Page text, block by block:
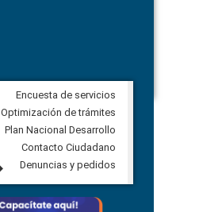
Veeduría para vigilar los acuerdos,
derivados de la Audiencia Pública
comunidad Urbina, parroquia la
Carolina
5 agosto, 2026
Next
Encuesta de servicios
Optimización de trámites
Plan Nacional Desarrollo
Contacto Ciudadano
Denuncias y pedidos